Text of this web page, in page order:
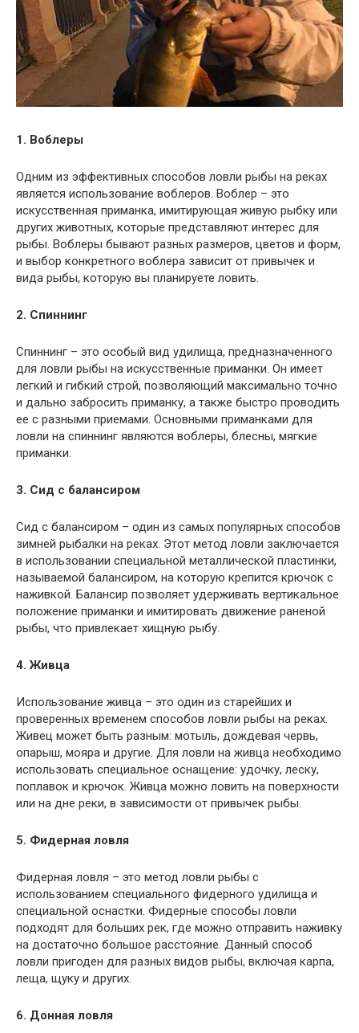
1. Воблеры
Одним из эффективных способов ловли рыбы на реках
является использование воблеров. Воблер – это
искусственная приманка, имитирующая живую рыбку или
других животных, которые представляют интерес для
рыбы. Воблеры бывают разных размеров, цветов и форм,
и выбор конкретного воблера зависит от привычек и
вида рыбы, которую вы планируете ловить.
2. Спиннинг
Спиннинг – это особый вид удилища, предназначенного
для ловли рыбы на искусственные приманки. Он имеет
легкий и гибкий строй, позволяющий максимально точно
и дально забросить приманку, а также быстро проводить
ее с разными приемами. Основными приманками для
ловли на спиннинг являются воблеры, блесны, мягкие
приманки.
3. Сид с балансиром
Сид с балансиром – один из самых популярных способов
зимней рыбалки на реках. Этот метод ловли заключается
в использовании специальной металлической пластинки,
называемой балансиром, на которую крепится крючок с
наживкой. Балансир позволяет удерживать вертикальное
положение приманки и имитировать движение раненой
рыбы, что привлекает хищную рыбу.
4. Живца
Использование живца – это один из старейших и
проверенных временем способов ловли рыбы на реках.
Живец может быть разным: мотыль, дождевая червь,
опарыш, мояра и другие. Для ловли на живца необходимо
использовать специальное оснащение: удочку, леску,
поплавок и крючок. Живца можно ловить на поверхности
или на дне реки, в зависимости от привычек рыбы.
5. Фидерная ловля
Фидерная ловля – это метод ловли рыбы с
использованием специального фидерного удилища и
специальной оснастки. Фидерные способы ловли
подходят для больших рек, где можно отправить наживку
на достаточно большое расстояние. Данный способ
ловли пригоден для разных видов рыбы, включая карпа,
леща, щуку и других.
6. Донная ловля